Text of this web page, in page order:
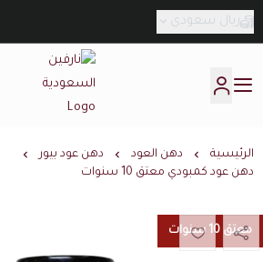
ريال سعودي
نارفين
الرئيسية دهن العود
دهن عود بيور
دهن عود كمبودي معتق 10 سنوات
معتق 10 سنوات